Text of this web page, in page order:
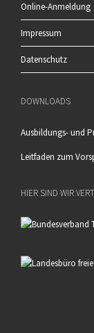
Online-Anmeldung
Impressum
Datenschutz
DOWNLOADS
Ausbildungs- und
Leitfaden zum
HIER SIND WIR